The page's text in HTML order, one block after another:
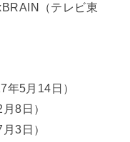
（テレビ東
5月14日）
8日）
3日）